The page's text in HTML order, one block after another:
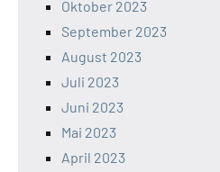
Oktober 2023
September 2023
August 2023
Juli 2023
Juni 2023
Mai 2023
April 2023